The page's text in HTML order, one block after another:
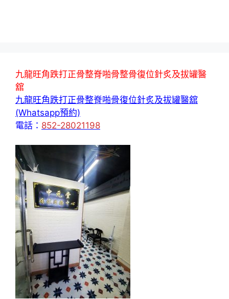
九龍旺角跌打正骨整脊啪骨整骨復位針炙及拔罐醫
舘
九龍旺角跌打正骨整脊啪骨復位針炙及拔罐醫舘
(Whatsapp預約)
電話： 852-28021198